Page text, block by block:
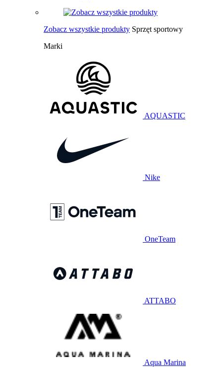
Zobacz wszystkie produkty Sprzęt sportowy
Marki
AQUASTIC
Nike
OneTeam
ATTABO
Aqua Marina